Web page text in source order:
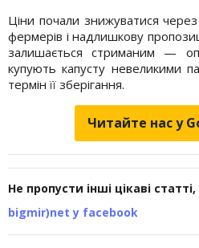
Ціни почали знижуватися
фермерів і надлишкову
залишається стриманим —
купують капусту невеликими
термін її зберігання.
Читайте нас у
Не пропусти інші цікаві
bigmir)net у facebook